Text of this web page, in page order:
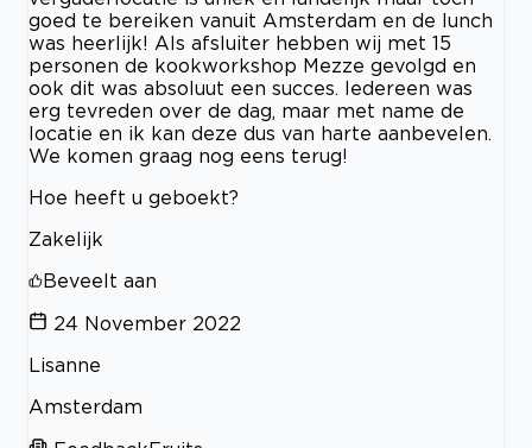
goed te bereiken vanuit Amsterdam en de lunch
was heerlijk! Als afsluiter hebben wij met 15
personen de kookworkshop Mezze gevolgd en
ook dit was absoluut een succes. Iedereen was
erg tevreden over de dag, maar met name de
locatie en ik kan deze dus van harte aanbevelen.
We komen graag nog eens terug!
Hoe heeft u geboekt?
Zakelijk
Beveelt aan
24 November 2022
Lisanne
Amsterdam